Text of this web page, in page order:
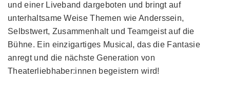
und einer Liveband dargeboten und bringt auf
unterhaltsame Weise Themen wie Anderssein,
Selbstwert, Zusammenhalt und Teamgeist auf die
Bühne. Ein einzigartiges Musical, das die Fantasie
anregt und die nächste Generation von
Theaterliebhaber:innen begeistern wird!